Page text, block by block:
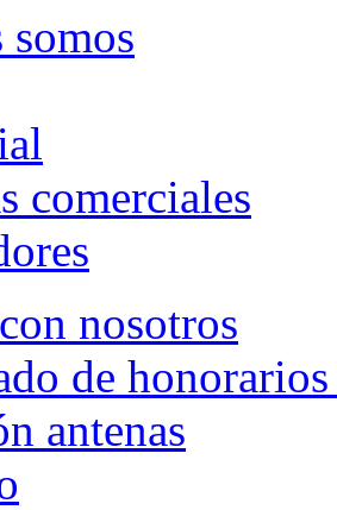
somos
comerciales
nosotros
de
antenas